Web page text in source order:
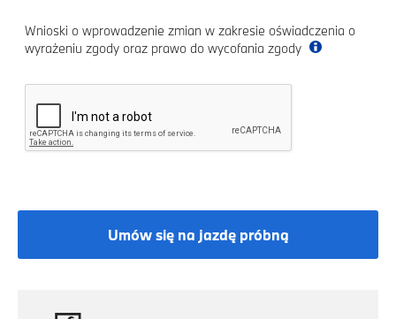
Wnioski o wprowadzenie zmian w zakresie oświadczenia o
wyrażeniu zgody oraz prawo do wycofania zgody
Umów się na jazdę próbną